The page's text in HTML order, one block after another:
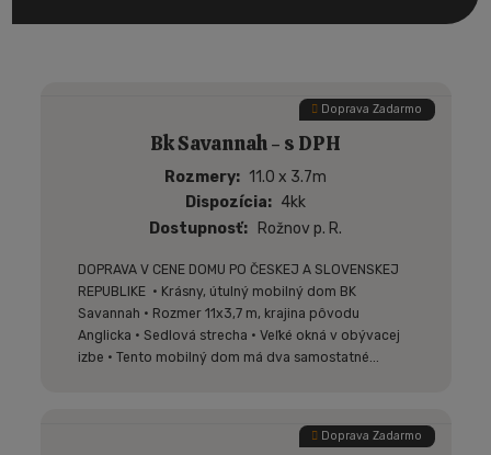
Doprava Zadarmo
Bk Savannah - s DPH
Rozmery
11.0 x 3.7m
Dispozícia
4kk
Dostupnosť
Rožnov p. R.
DOPRAVA V CENE DOMU PO ČESKEJ A SLOVENSKEJ
REPUBLIKE • Krásny, útulný mobilný dom BK
Savannah • Rozmer 11x3,7 m, krajina pôvodu
Anglicka • Sedlová strecha • Veľké okná v obývacej
izbe • Tento mobilný dom má dva samostatné...
Doprava Zadarmo